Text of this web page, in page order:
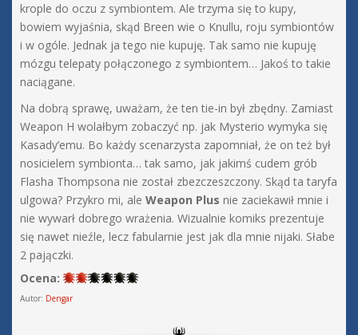
krople do oczu z symbiontem. Ale trzyma się to kupy,
bowiem wyjaśnia, skąd Breen wie o Knullu, roju symbiontów
i w ogóle. Jednak ja tego nie kupuję. Tak samo nie kupuję
mózgu telepaty połączonego z symbiontem… Jakoś to takie
naciągane.
Na dobrą sprawę, uważam, że ten tie-in był zbędny. Zamiast
Weapon H wolałbym zobaczyć np. jak Mysterio wymyka się
Kasady’emu. Bo każdy scenarzysta zapomniał, że on też był
nosicielem symbionta… tak samo, jak jakimś cudem grób
Flasha Thompsona nie został zbezczeszczony. Skąd ta taryfa
ulgowa? Przykro mi, ale Weapon Plus nie zaciekawił mnie i
nie wywarł dobrego wrażenia. Wizualnie komiks prezentuje
się nawet nieźle, lecz fabularnie jest jak dla mnie nijaki. Słabe
2 pajączki.
Ocena:
Autor: Dengar